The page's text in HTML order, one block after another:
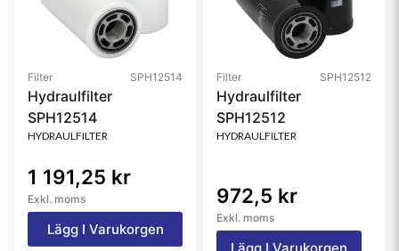
Filter SPH12514
Hydraulfilter
SPH12514
HYDRAULFILTER
1 191,25 kr
Exkl. moms
Lägg I Varukorgen
Filter SPH12512
Hydraulfilter
SPH12512
HYDRAULFILTER
972,5 kr
Exkl. moms